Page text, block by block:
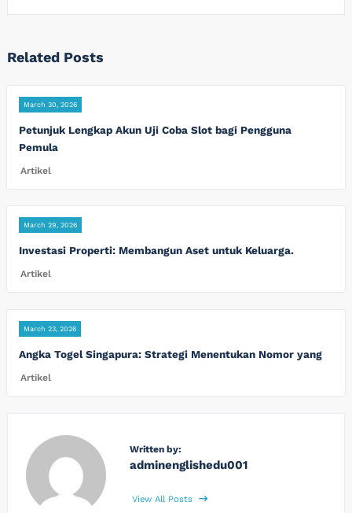
Related Posts
March 30, 2026
Petunjuk Lengkap Akun Uji Coba Slot bagi Pengguna
Pemula
Artikel
March 29, 2026
Investasi Properti: Membangun Aset untuk Keluarga.
Artikel
March 23, 2026
Angka Togel Singapura: Strategi Menentukan Nomor yang
Artikel
Written by:
adminenglishedu001
View All Posts